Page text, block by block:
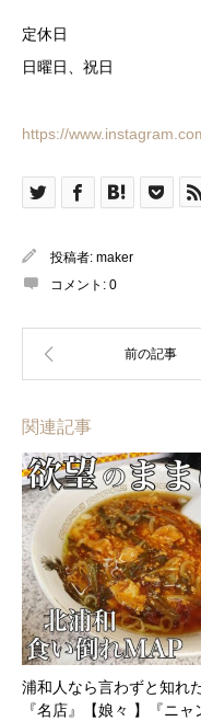
定休日
日曜日、祝日
https://
投稿者: maker
コメント: 0
関連記事
浦和人なら言わずと知れ
『名店』【娘々 】『ニャ